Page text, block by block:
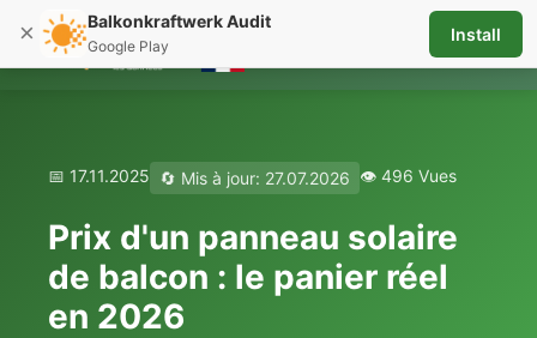
☰
📅 17.11.2025 🔄 Mis à jour: 27.07.2026 👁️ 496 Vues
Prix d'un panneau solaire
de balcon : le panier réel
en 2026
× Balkonkraftwerk Audit
Google Play
Install